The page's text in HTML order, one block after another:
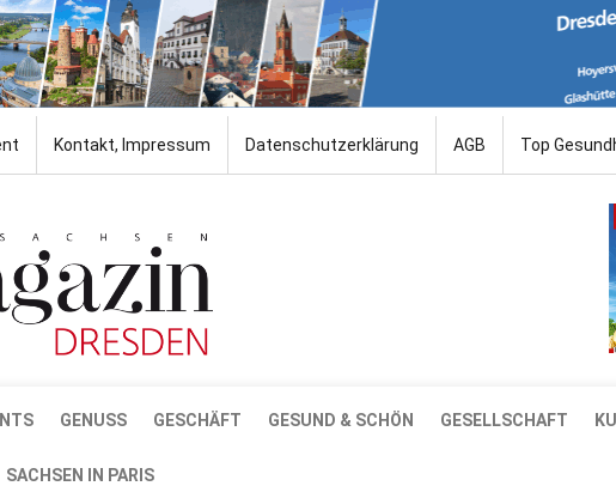
Kontakt, Impressum Datenschutzerklärung AGB Top
GENUSS GESCHÄFT GESUND & SCHÖN GESELLSCHAFT
SACHSEN IN PARIS